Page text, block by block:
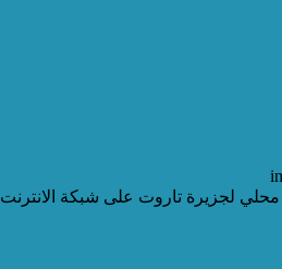
لجزيرة تاروت على شبكة الانترنت 1999-2026